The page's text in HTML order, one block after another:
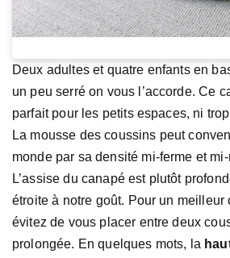
Deux adultes et quatre enfants en
un peu serré on vous l’accorde. Ce
parfait pour les petits espaces, ni
La mousse des coussins peut
monde par sa densité mi-ferme et
L’assise du canapé est plutôt
étroite à notre goût. Pour un meilleur
évitez de vous placer entre deux
prolongée. En quelques mots, la